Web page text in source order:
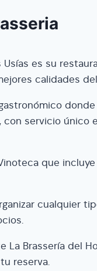
Usías es su
calidades
servicio único
que
cualquier
La Brassería del
reserva.